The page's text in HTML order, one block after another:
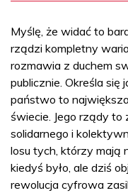
Myślę, że widać to
rządzi kompletny
rozmawia z duchem
publicznie. Określa się
państwo to
świecie. Jego rządy to
solidarnego i
losu tych, którzy mają
kiedyś było, ale dziś
rewolucja cyfrowa